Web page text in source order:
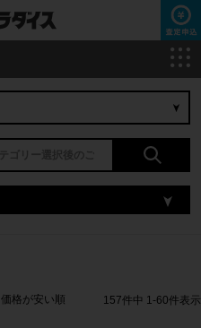
価格が安い順 157件中 1-60件表示